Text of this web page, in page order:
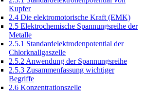
Kupfer
2.4 Die elektromotorische Kraft (EMK)
2.5 Elektrochemische Spannungsreihe der
Metalle
2.5.1 Standardelektrodenpotential der
Chlorknallgaszelle
2.5.2 Anwendung der Spannungsreihe
2.5.3 Zusammenfassung wichtiger
Begriffe
2.6 Konzentrationszelle